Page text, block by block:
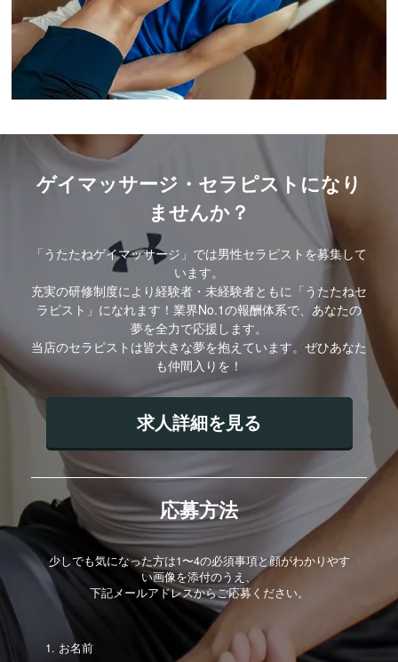
ゲイマッサージ・セラピストになり
ませんか？
「うたたねゲイマッサージ」では男性セラピストを募集して
います。
充実の研修制度により経験者・未経験者ともに「うたたねセ
ラピスト」になれます！業界No.1の報酬体系で、あなたの
夢を全力で応援します。
当店のセラピストは皆大きな夢を抱えています。ぜひあなた
も仲間入りを！
求人詳細を見る
応募方法
少しでも気になった方は1〜4の必須事項と顔がわかりやす
い画像を添付のうえ、
下記メールアドレスからご応募ください。
お名前